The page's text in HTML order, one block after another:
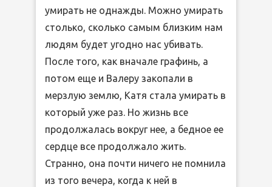
умирать не однажды. Можно умирать
столько, сколько самым близким нам
людям будет угодно нас убивать.
После того, как вначале графинь, а
потом еще и Валеру закопали в
мерзлую землю, Катя стала умирать в
который уже раз. Но жизнь все
продолжалась вокруг нее, а бедное ее
сердце все продолжало жить.
Странно, она почти ничего не помнила
из того вечера, когда к ней в